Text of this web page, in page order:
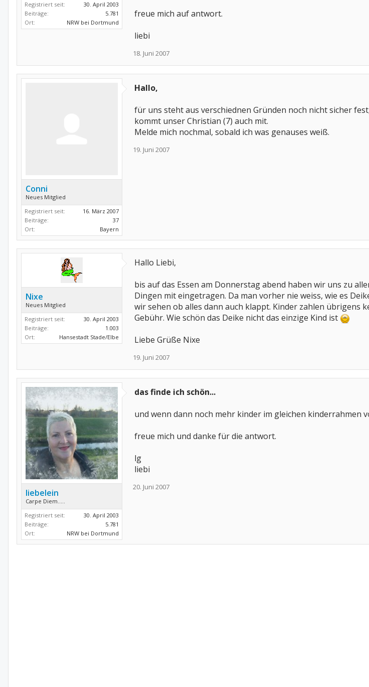
Registriert seit:
30. April 2003
Beiträge:
5.781
Ort:
NRW bei Dortmund
freue mich auf antwort.
liebi
18. Juni 2007
Conni
Neues Mitglied
Registriert seit:
16. März 2007
Beiträge:
37
Ort:
Bayern
Hallo,
für uns steht aus verschiednen Gründen noch nicht sicher
kommt unser Christian (7) auch mit.
Melde mich nochmal, sobald ich was genauses weiß.
19. Juni 2007
Nixe
Neues Mitglied
Registriert seit:
30. April 2003
Beiträge:
1.003
Ort:
Hansestadt Stade/Elbe
Hallo Liebi,
bis auf das Essen am Donnerstag abend haben wir uns zu
Dingen mit eingetragen. Da man vorher nie weiss, wie es
wir sehen ob alles dann auch klappt. Kinder zahlen übrigens
Gebühr. Wie schön das Deike nicht das einzige Kind ist
Liebe Grüße Nixe
19. Juni 2007
liebelein
Carpe Diem.....
Registriert seit:
30. April 2003
Beiträge:
5.781
Ort:
NRW bei Dortmund
das finde ich schön...
und wenn dann noch mehr kinder im gleichen kinderrahmen
freue mich und danke für die antwort.
lg
liebi
20. Juni 2007